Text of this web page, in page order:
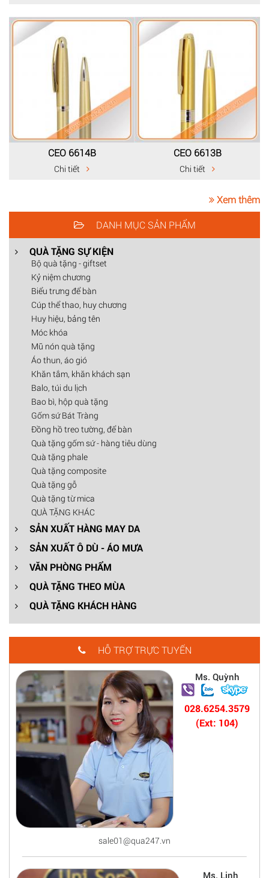
CEO 6614B
Chi tiết
CEO 6613B
Chi tiết
Xem thêm
DANH MỤC SẢN PHẨM
QUÀ TẶNG SỰ KIỆN
Bộ quà tặng - giftset
Kỷ niệm chương
Biểu trưng để bàn
Cúp thể thao, huy chương
Huy hiệu, bảng tên
Móc khóa
Mũ nón quà tặng
Áo thun, áo gió
Khăn tắm, khăn khách sạn
Balo, túi du lịch
Bao bì, hộp quà tặng
Gốm sứ Bát Tràng
Đồng hồ treo tường, để bàn
Quà tặng gốm sứ - hàng tiêu dùng
Quà tặng phale
Quà tặng composite
Quà tặng gỗ
Quà tặng từ mica
QUÀ TẶNG KHÁC
SẢN XUẤT HÀNG MAY DA
SẢN XUẤT Ô DÙ - ÁO MƯA
VĂN PHÒNG PHẨM
QUÀ TẶNG THEO MÙA
QUÀ TẶNG KHÁCH HÀNG
HỖ TRỢ TRỰC TUYẾN
Ms. Quỳnh
028.6254.3579
(Ext: 104)
sale01@qua247.vn
Ms. Linh